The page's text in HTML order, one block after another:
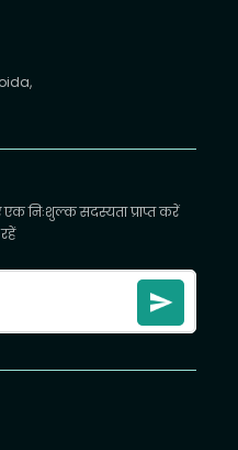
निःशुल्क सदस्यता प्राप्त करें